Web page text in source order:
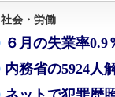
社会・労働
６月の失業率
内務省の5924人